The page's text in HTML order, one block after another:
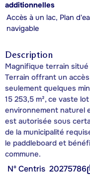
additionnelles
Accès à un lac, Plan
navigable
Description
Magnifique terrain
Terrain offrant un
seulement quelques
15 253,5 m², ce vaste
environnement naturel
est autorisée sous
de la municipalité
le paddleboard et
commune.
Nº Centris 20275786